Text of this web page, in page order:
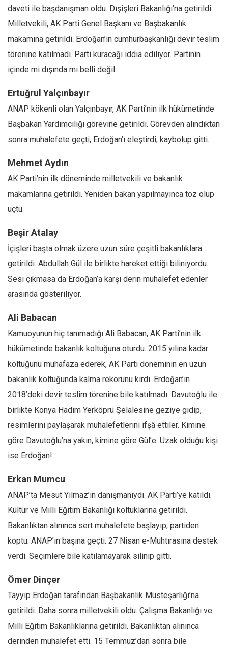
Karisi kitap sualleri
7 soruda bu hafta
Ekonomi
Sağlık
Gıda-Beslenme
Hayat
Siyaset
Dünya
Avrupa
Afrika
İslam Dünyası
Amerika
Avustralya
Tarih
Düşünce
Dosyalar
daveti ile başdanışman oldu. Dışişleri Bakanlığı’na getirildi.
Milletvekili, AK Parti Genel Başkanı ve Başbakanlık
makamına getirildi. Erdoğan’ın cumhurbaşkanlığı devir teslim
törenine katılmadı. Parti kuracağı iddia ediliyor. Partinin
içinde mi dışında mı belli değil.
Ertuğrul Yalçınbayır
ANAP kökenli olan Yalçınbayır, AK Parti’nin ilk hükümetinde
Başbakan Yardımcılığı görevine getirildi. Görevden alındıktan
sonra muhalefete geçti, Erdoğan’ı eleştirdi, kaybolup gitti.
Mehmet Aydın
AK Parti’nin ilk döneminde milletvekili ve bakanlık
makamlarına getirildi. Yeniden bakan yapılmayınca toz olup
uçtu.
Beşir Atalay
İçişleri başta olmak üzere uzun süre çeşitli bakanlıklara
getirildi. Abdullah Gül ile birlikte hareket ettiği biliniyordu.
Sesi çıkmasa da Erdoğan’a karşı derin muhalefet edenler
arasında gösteriliyor.
Ali Babacan
Kamuoyunun hiç tanımadığı Ali Babacan, AK Parti’nin ilk
hükümetinde bakanlık koltuğuna oturdu. 2015 yılına kadar
koltuğunu muhafaza ederek, AK Parti döneminin en uzun
bakanlık koltuğunda kalma rekorunu kırdı. Erdoğan’ın
2018’deki devir teslim törenine bile katılmadı. Davutoğlu ile
birlikte Konya Hadim Yerköprü Şelalesine geziye gidip,
resimlerini paylaşarak muhalefetlerini ifşâ ettiler. Kimine
göre Davutoğlu’na yakın, kimine göre Gül’e. Uzak olduğu kişi
ise Erdoğan!
Erkan Mumcu
ANAP’ta Mesut Yılmaz’ın danışmanıydı. AK Parti’ye katıldı.
Kültür ve Milli Eğitim Bakanlığı koltuklarına getirildi.
Bakanlıktan alınınca sert muhalefete başlayıp, partiden
koptu. ANAP’ın başına geçti. 27 Nisan e-Muhtırasına destek
verdi. Seçimlere bile katılamayarak silinip gitti.
Ömer Dinçer
Tayyip Erdoğan tarafından Başbakanlık Müsteşarlığı’na
getirildi. Daha sonra milletvekili oldu. Çalışma Bakanlığı ve
Milli Eğitim Bakanlıklarına getirildi. Bakanlıktan alınınca
derinden muhalefet etti. 15 Temmuz’dan sonra bile